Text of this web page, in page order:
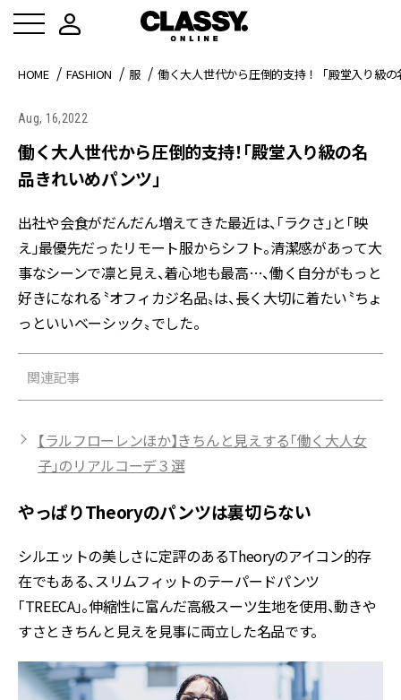
HOME FASHION 服 働く大人世代から圧倒的支持！「殿堂入り級
Aug, 16,2022
働く大人世代から圧倒的支持！「殿堂入り級の名
品きれいめパンツ」
出社や会食がだんだん増えてきた最近は、「ラクさ」と「映
え」最優先だったリモート服からシフト。清潔感があって大
事なシーンで凛と見え、着心地も最高…、働く自分がもっと
好きになれる〝オフィカジ名品〟は、長く大切に着たい〝ちょ
っといいベーシック〟でした。
関連記事
【ラルフローレンほか】きちんと見えする「働く大人女
子」のリアルコーデ３選
やっぱりTheoryのパンツは裏切らない
シルエットの美しさに定評のあるTheoryのアイコン的存
在でもある、スリムフィットのテーパードパンツ
「TREECA」。伸縮性に富んだ高級スーツ生地を使用、動きや
すさときちんと見えを見事に両立した名品です。